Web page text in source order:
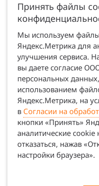
Принять файлы
Мы используем
Яндекс.Метрика для
улучшения сервиса.
вы даете согласие
персональных
использованием
Яндекс.Метрика, на
в Согласии на
кнопки «Принять»
аналитические
отказаться, нажав
настройки браузера».